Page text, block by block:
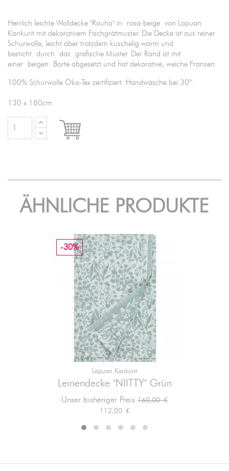
Herrlich leichte Wolldecke "Rauha" in rosa-beige von Lapuan
Kankurit mit dekorativem Fischgrätmuster. Die Decke ist aus reiner
Schurwolle, leicht aber trotzdem kuschelig warm und
besticht durch das grafische Muster. Der Rand ist mit
einer beigen Borte abgesetzt und hat dekorative, weiche Fransen.
100% Schurwolle Öko-Tex zertifiziert. Handwäsche bei 30°.
130 x 180cm

ÄHNLICHE PRODUKTE
Lapuan Kankurit
Leinendecke "NIITTY" Grün
Unser bisheriger Preis Verkaufspreis
160,00 €
-30%
Preis
112,00 €